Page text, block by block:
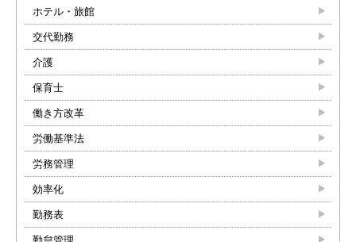
ホテル・旅館
交代勤務
介護
保育士
働き方改革
労働基準法
労務管理
効率化
勤務表